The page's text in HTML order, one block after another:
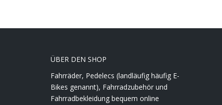
ÜBER DEN SHOP
Fahrräder, Pedelecs (landläufig häufig E-
Bikes genannt), Fahrradzubehör und
Fahrradbekleidung bequem online